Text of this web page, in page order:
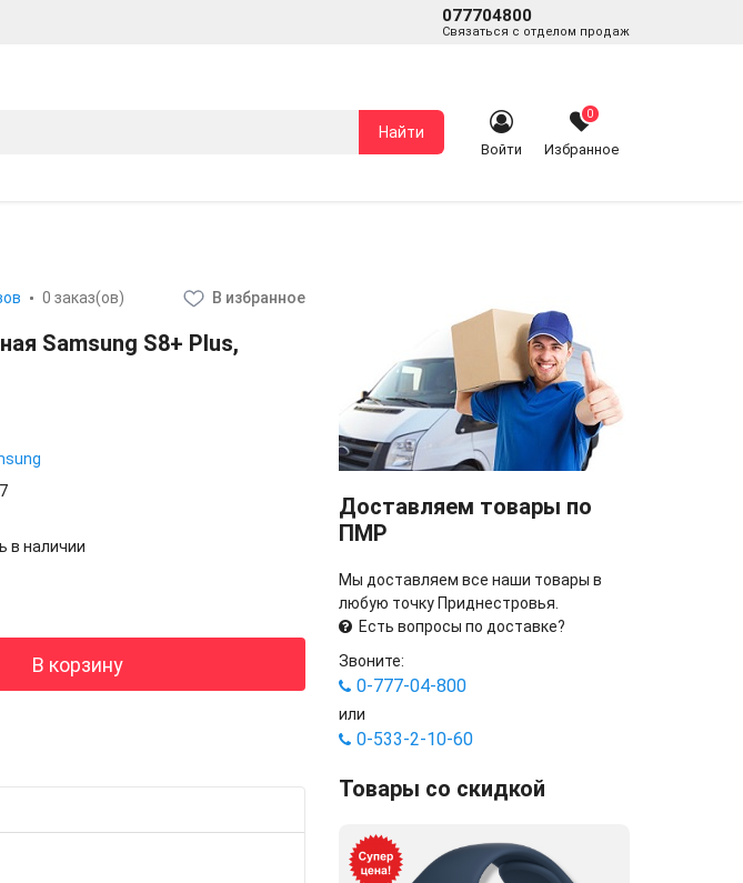
077704800
Связаться с отделом продаж
Найти
Войти
0
Избранное
0 заказ(ов) В избранное
Samsung S8+ Plus,
в наличии
В корзину
Доставляем товары по
ПМР
Мы доставляем все наши товары в
любую точку Приднестровья.
Есть вопросы по доставке?
Звоните:
0-777-04-800
или
0-533-2-10-60
Товары со скидкой